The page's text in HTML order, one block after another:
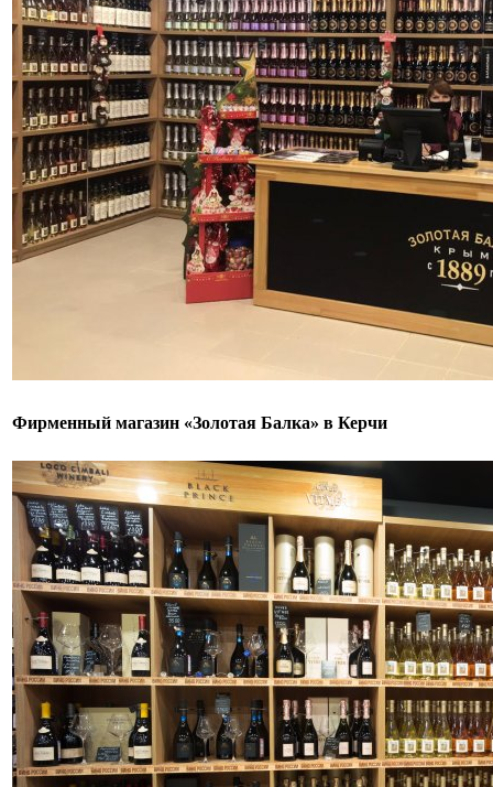
Фирменный магазин «Золотая Балка» в Керчи